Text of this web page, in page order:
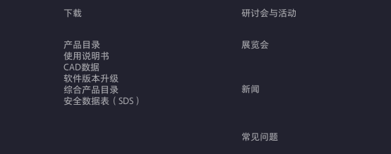
下载
产品目录
使用说明书
CAD数据
软件版本升级
综合产品目录
安全数据表（SDS）
研讨会与活动
展览会
新闻
常见问题